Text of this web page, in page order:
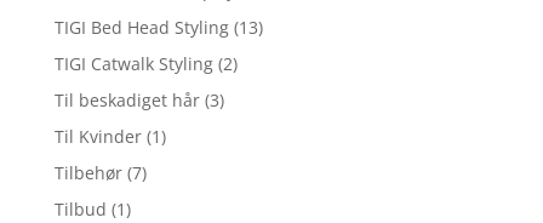
TIGI Bed Head Styling (13)
TIGI Catwalk Styling (2)
Til beskadiget hår (3)
Til Kvinder (1)
Tilbehør (7)
Tilbud (1)